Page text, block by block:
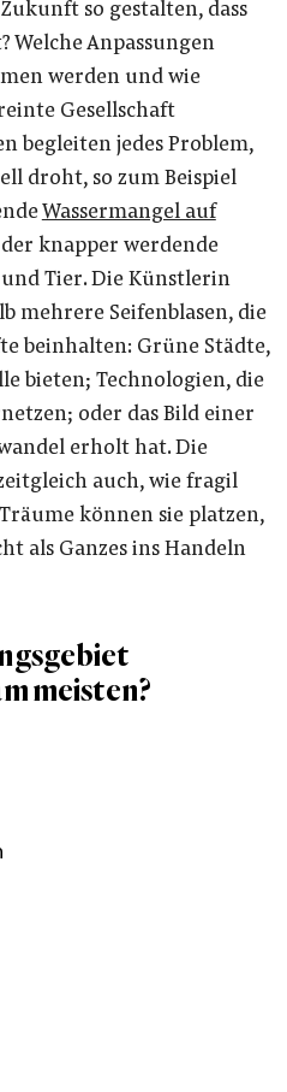
so gestalten, dass
Welche Anpassungen
werden und wie
Gesellschaft
begleiten jedes Problem,
droht, so zum Beispiel
Wassermangel auf
der knapper werdende
Tier. Die Künstlerin
mehrere Seifenblasen, die
beinhalten: Grüne Städte,
bieten; Technologien, die
oder das Bild einer
erholt hat. Die
auch, wie fragil
können sie platzen,
als Ganzes ins Handeln
meisten?